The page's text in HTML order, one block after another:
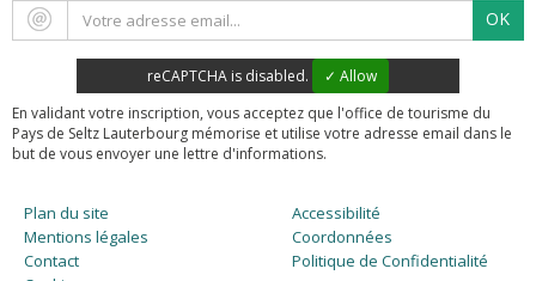
OK
reCAPTCHA is disabled.
✓ Allow
En validant votre inscription, vous acceptez que l'office de tourisme du
Pays de Seltz Lauterbourg mémorise et utilise votre adresse email dans le
but de vous envoyer une lettre d'informations.
Plan du site
Accessibilité
Mentions légales
Coordonnées
Contact
Politique de Confidentialité